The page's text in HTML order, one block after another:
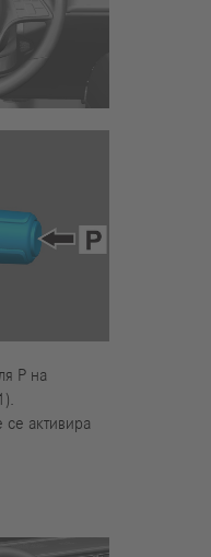
Р на
се активира